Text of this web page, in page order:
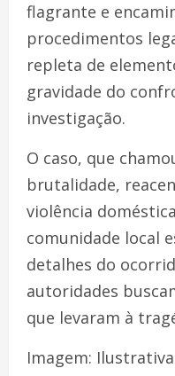
flagrante e
procedimentos
repleta de
gravidade do
investigação.
O caso, que
brutalidade,
violência
comunidade local
detalhes do
autoridades
que levaram à
Imagem: Ilustrativa